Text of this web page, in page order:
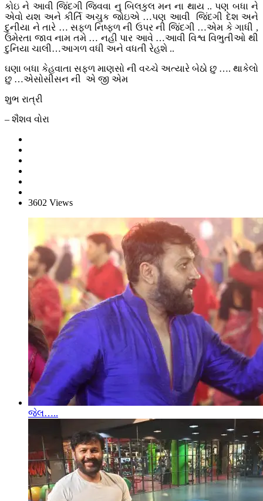
કોઇ ને આવી જિંદગી જિવવા નુ બિલકુલ મન ના થાય .. પણ બધા ને
એવો યશ અને કીર્તિ અચુક જોઇએ …પણ આવી જિંદગી દેશ અને
દુનીયા ને તારે … સફળ નિષ્ફળ ની ઉપર ની જિંદગી …એમ કે ગાધી ,
ઉમેરતા જાવ નામ તમે … નહી પાર આવે …આવી વિશ્વ વિભુતીઓ થી
દુનિયા ચાલી…આગળ વધી અને વધતી રેહશે ..
ઘણા બધા કેહવાતા સફળ માણસો ની વચ્ચે અત્યારે બેઠો છુ …. થાકેલો
છુ …એસોસીસન ની એ જી એમ
શુભ રાત્રી
– શૈશવ વોરા
3602 Views
જેલ…..